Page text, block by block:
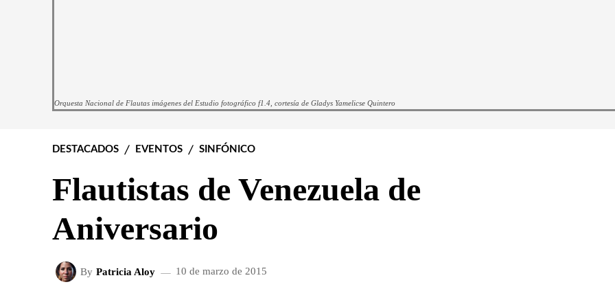
Orquesta Nacional de Flautas imágenes del Estudio fotográfico f1.4, cortesía de Gladys Yamelicse Quintero
DESTACADOS EVENTOS SINFÓNICO
Flautistas de Venezuela de
Aniversario
By Patricia Aloy 10 de marzo de 2015